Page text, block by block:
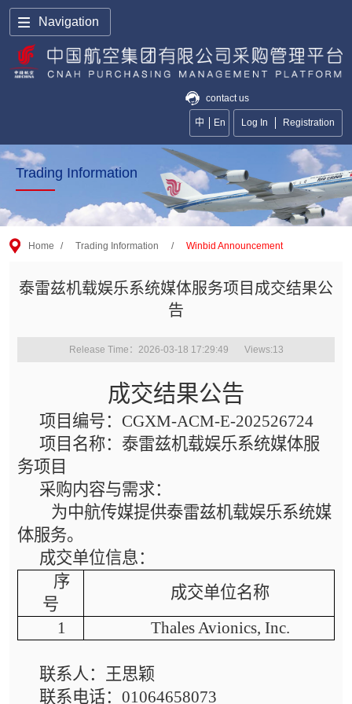
Navigation
contact us
中 En Log In Registration
Trading Information
Home / Trading Information / Winbid Announcement
泰雷兹机载娱乐系统媒体服务项目成交结果公
告
Release Time：2026-03-18 17:29:49 Views:13
成交结果公告
项目编号： CGXM-ACM-E-202526724
项目名称：泰雷兹机载娱乐系统媒体服
务项目
采购内容与需求：
为中航传媒提供泰雷兹机载娱乐系统媒
体服务。
成交单位信息：
序
号
成交单位名称
1
Thales Avionics, Inc.
联系人：王思颖
联系电话： 01064658073